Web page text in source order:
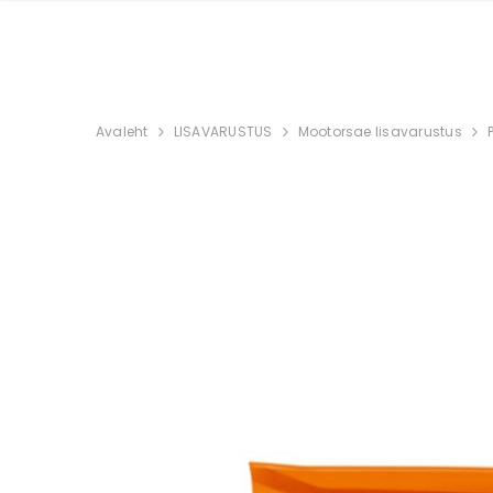
Avaleht LISAVARUSTUS Mootorsae lisavarustus